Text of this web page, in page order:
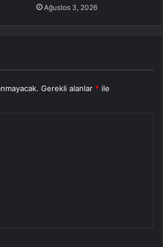
Ağustos 3, 2026
Gerekli alanlar * ile